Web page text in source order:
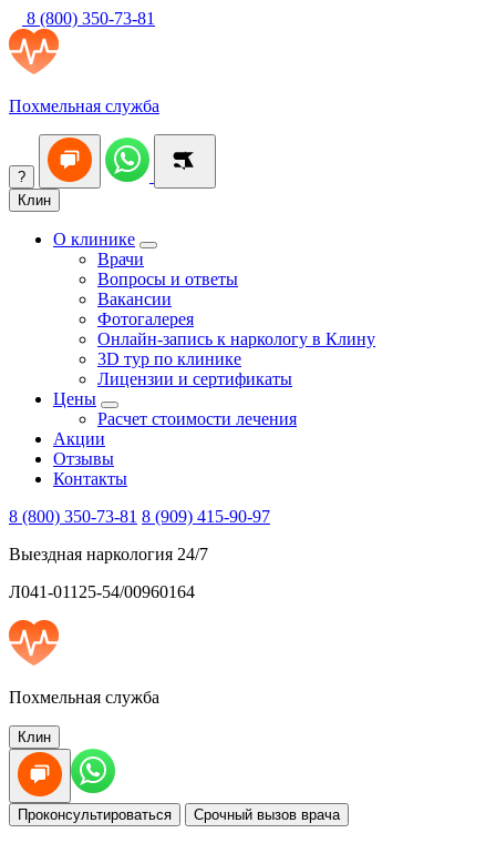
8 (800) 350-73-81
Похмельная служба
?
Клин
О клинике
Врачи
Вопросы и ответы
Вакансии
Фотогалерея
Онлайн-запись к наркологу в Клину
3D тур по клинике
Лицензии и сертификаты
Цены
Расчет стоимости лечения
Акции
Отзывы
Контакты
8 (800) 350-73-81 8 (909) 415-90-97
Выездная наркология 24/7
Л041-01125-54/00960164
Похмельная служба
Клин
Проконсультироваться Срочный вызов врача